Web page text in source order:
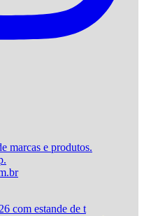
marcas e produtos.
com estande de t